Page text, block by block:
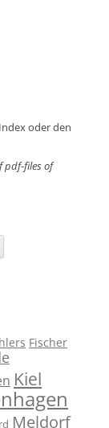
oder den
pdf-files of
Fischer
Kiel
Meldorf